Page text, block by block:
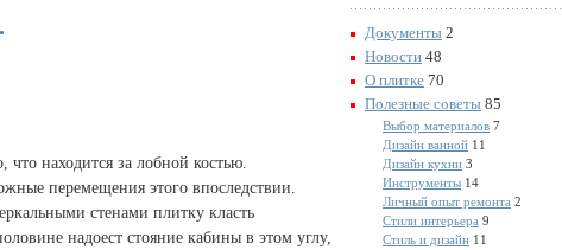
находится за лобной костью.
перемещения этого впоследствии.
стенами плитку класть
надоест стояние кабины в этом углу,
Документы 2
Новости 48
О плитке 70
Полезные советы 85
Выбор материалов 7
Дизайн ванной 11
Дизайн кухни 3
Инструменты 14
Личный опыт ремонта 2
Стили интерьера 9
Стиль и дизайн 11